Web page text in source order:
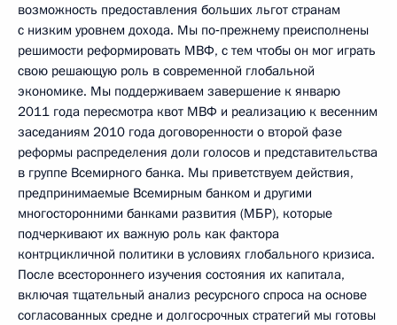
возможность предоставления больших льгот странам
с низким уровнем дохода. Мы по‑прежнему преисполнены
решимости реформировать МВФ, с тем чтобы он мог играть
свою решающую роль в современной глобальной
экономике. Мы поддерживаем завершение к январю
2011 года пересмотра квот МВФ и реализацию к весенним
заседаниям 2010 года договоренности о второй фазе
реформы распределения доли голосов и представительства
в группе Всемирного банка. Мы приветствуем действия,
предпринимаемые Всемирным банком и другими
многосторонними банками развития (МБР), которые
подчеркивают их важную роль как фактора
контрцикличной политики в условиях глобального кризиса.
После всестороннего изучения состояния их капитала,
включая тщательный анализ ресурсного спроса на основе
согласованных средне и долгосрочных стратегий мы готовы